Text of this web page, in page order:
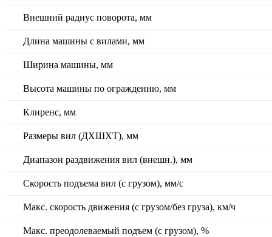
Внешний радиус поворота, мм
Длина машины с вилами, мм
Ширина машины, мм
Высота машины по ограждению, мм
Клиренс, мм
Размеры вил (ДXШXТ), мм
Диапазон раздвижения вил (внешн.), мм
Скорость подъема вил (с грузом), мм/с
Макс. скорость движения (с грузом/без груза), км/ч
Макс. преодолеваемый подъем (с грузом), %